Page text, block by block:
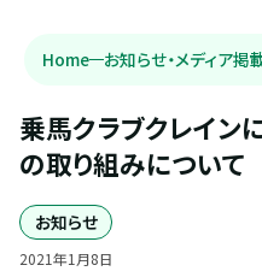
Home お知らせ・メディア掲
乗馬クラブクレイン
の取り組みについて
お知らせ
2021年1 月8日